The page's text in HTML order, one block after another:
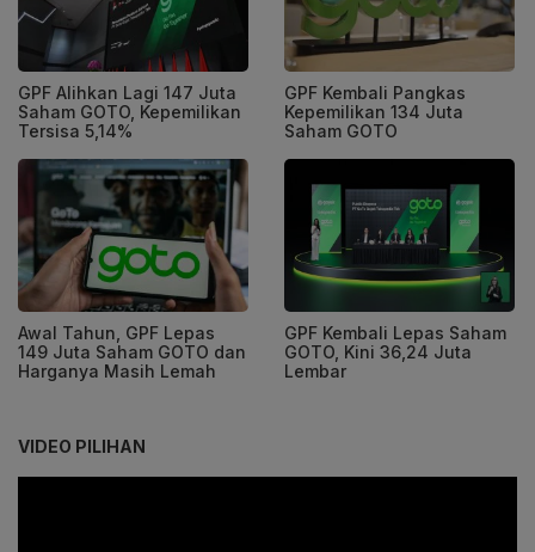
GPF Alihkan Lagi 147 Juta
Saham GOTO, Kepemilikan
Tersisa 5,14%
GPF Kembali Pangkas
Kepemilikan 134 Juta
Saham GOTO
Awal Tahun, GPF Lepas
149 Juta Saham GOTO dan
Harganya Masih Lemah
GPF Kembali Lepas Saham
GOTO, Kini 36,24 Juta
Lembar
VIDEO PILIHAN